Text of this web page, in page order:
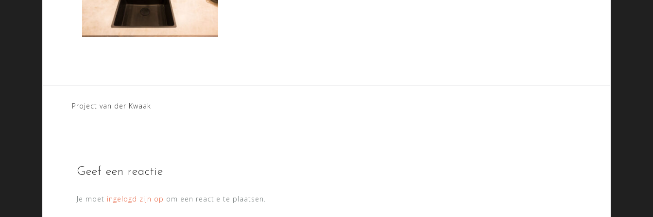
Bericht
Project van der Kwaak
Geef een reactie
Je moet ingelogd zijn op om een reactie te plaatsen.